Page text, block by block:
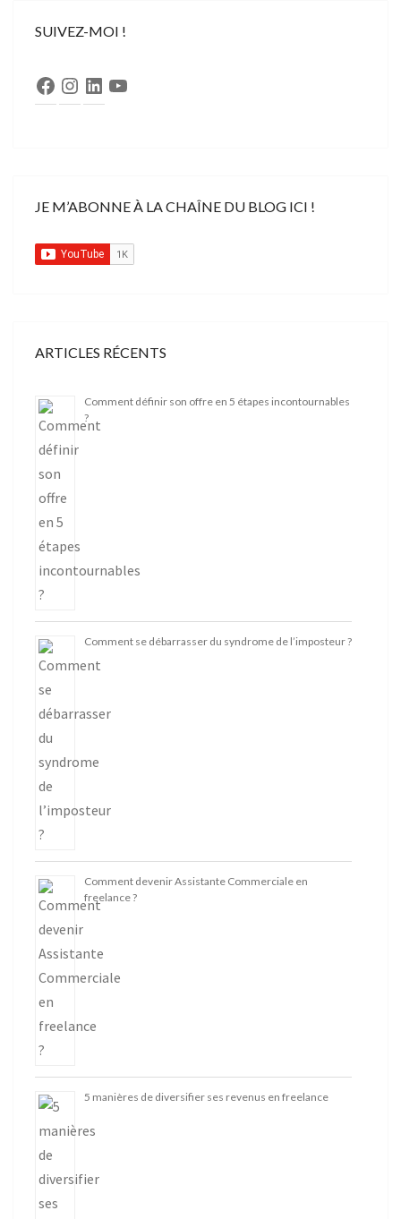
SUIVEZ-MOI !
Facebook
Instagram
LinkedInYouTube
JE M’ABONNE À LA CHAÎNE DU BLOG ICI !
ARTICLES RÉCENTS
Comment définir son offre en 5 étapes incontournables
?
Comment se débarrasser du syndrome de l’imposteur ?
Comment devenir Assistante Commerciale en
freelance ?
5 manières de diversifier ses revenus en freelance